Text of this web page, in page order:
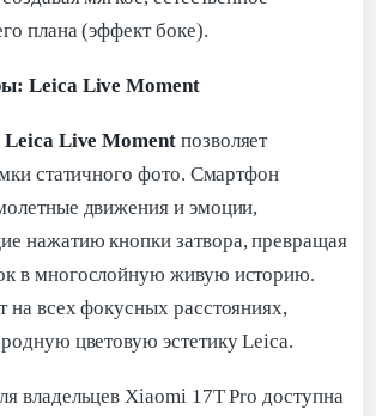
плана (эффект боке).
Leica Live Moment
Leica Live Momentпозволяет
статичного фото. Смартфон
движения и эмоции,
нажатию кнопки затвора, превращая
в многослойную живую историю.
на всех фокусных расстояниях,
цветовую эстетику Leica.
владельцев Xiaomi 17T Pro доступна